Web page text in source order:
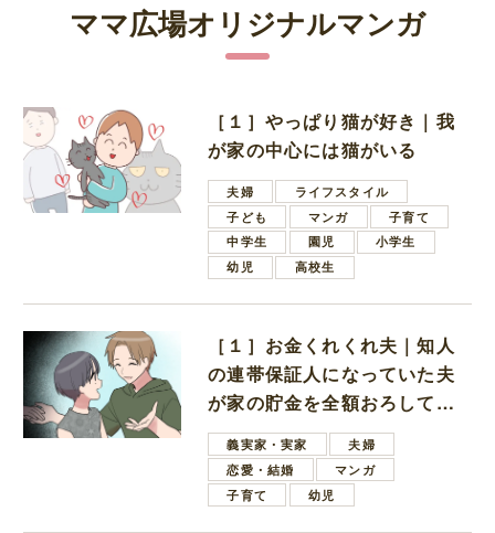
ママ広場オリジナルマンガ
［１］やっぱり猫が好き｜我
が家の中心には猫がいる
夫婦
ライフスタイル
子ども
マンガ
子育て
中学生
園児
小学生
幼児
高校生
［１］お金くれくれ夫｜知人
の連帯保証人になっていた夫
が家の貯金を全額おろしてほ
しいと言ってきた
義実家・実家
夫婦
恋愛・結婚
マンガ
子育て
幼児